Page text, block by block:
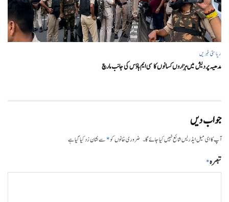
ریاستی خبریں
مدھیہ پردیش میں ہزاروں کسانوں کا سی ایم ہاؤس کی جانب مارچ
جواب دیں
آپ کا ای میل ایڈریس شائع نہیں کیا جائے گا۔ ضروری خانوں کو*سے نشان زد کیا گیا ہے
تبصرہ*